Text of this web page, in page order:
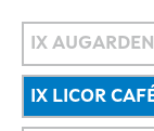
IX
IX LICOR